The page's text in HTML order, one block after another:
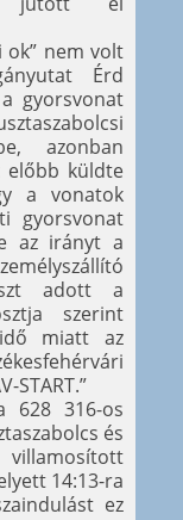
ok” nem volt
Érd
gyorsvonat
azonban
előbb küldte
a vonatok
gyorsvonat
az irányt a
adott a
szerint
miatt az
START.”
628 316-os
és
14:13-ra
ez